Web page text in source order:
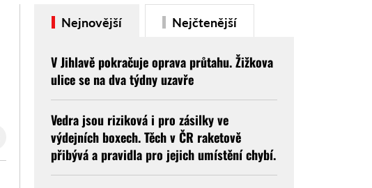
Nejnovější Nejčtenější
V Jihlavě pokračuje oprava průtahu. Žižkova
ulice se na dva týdny uzavře
Vedra jsou riziková i pro zásilky ve
výdejních boxech. Těch v ČR raketově
přibývá a pravidla pro jejich umístění chybí.